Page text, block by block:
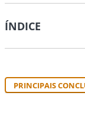
ÍNDICE
PRINCIPAIS